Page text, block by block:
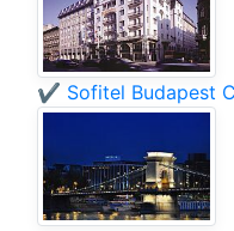
✔️ Sofitel Budapest